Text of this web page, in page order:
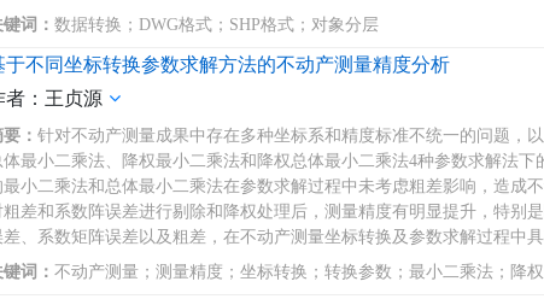
词： 数据转换；DWG格式；SHP格式；对象分层
于不同坐标转换参数求解方法的不动产测量精度分析
者：王贞源
： 针对不动产测量成果中存在多种坐标系和精度标准不统一的问题，
体最小二乘法、降权最小二乘法和降权总体最小二乘法4种参数求解法
最小二乘法和总体最小二乘法在参数求解过程中未考虑粗差影响，造成
粗差和系数阵误差进行剔除和降权处理后，测量精度有明显提升，特别
差、系数矩阵误差以及粗差，在不动产测量坐标转换及参数求解过程中
词： 不动产测量；测量精度；坐标转换；转换参数；最小二乘法；降权